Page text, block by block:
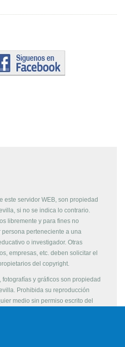
este servidor WEB, son propiedad
si no se indica lo contrario.
libremente y para fines no
perteneciente a una
o investigador. Otras
empresas, etc. deben solicitar el
del copyright.
fotografías y gráficos son propiedad
Prohibida su reproducción
medio sin permiso escrito del